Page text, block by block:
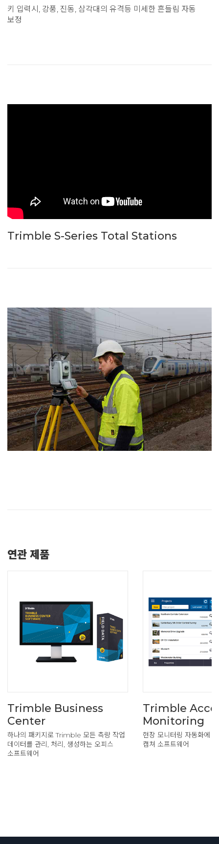
키 입력시, 강풍, 진동, 삼각대의 유격등 미세한 흔들림 자동
보정
Trimble S-Series Total Stations
연관 제품
Trimble Business
Center
하나의 패키지로 Trimble 모든 측량 작업
데이터를 관리, 처리, 생성하는 오피스
소프트웨어
Trimble
Monitoring
현장 모니터링 자동화에
캡쳐 소프트웨어